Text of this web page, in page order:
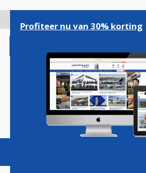
gaan
Magazine Podcasts
Profiteer nu van 30% korting